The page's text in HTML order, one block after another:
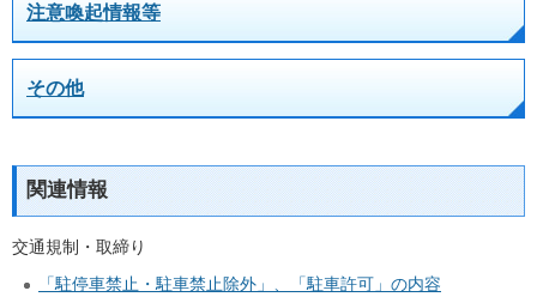
注意喚起情報等
その他
関連情報
交通規制・取締り
「駐停車禁止・駐車禁止除外」、「駐車許可」の内容